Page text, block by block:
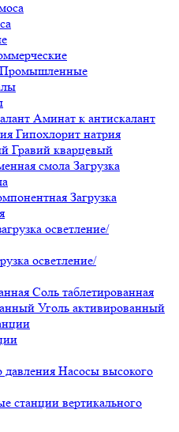
Промышленные
Аминат к антискалант
Гипохлорит натрия
Гравий кварцевый
Загрузка
Загрузка
осветление/
Соль таблетированная
Уголь активированный
Насосы высокого